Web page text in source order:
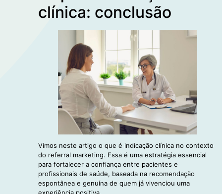
clínica: conclusão
Vimos neste artigo o que é indicação clínica no contexto
do referral marketing. Essa é uma estratégia essencial
para fortalecer a confiança entre pacientes e
profissionais de saúde, baseada na recomendação
espontânea e genuína de quem já vivenciou uma